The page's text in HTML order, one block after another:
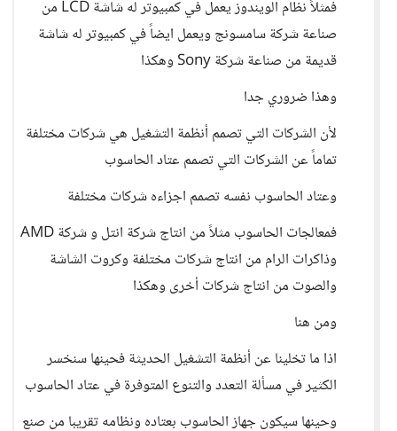
فمثلاً نظام الويندوز يعمل في كمبيوتر له شاشة LCD من
صناعة شركة سامسونج ويعمل ايضاً في كمبيوتر له شاشة
قديمة من صناعة شركة Sony وهكذا
وهذا ضروري جدا
لأن الشركات التي تصمم أنظمة التشغيل هي شركات مختلفة
تماماً عن الشركات التي تصمم عتاد الحاسوب
وعتاد الحاسوب نفسه تصمم اجزاءه شركات مختلفة
فمعالجات الحاسوب مثلاً من انتاج شركة انتل و شركة AMD
وذاكرات الرام من انتاج شركات مختلفة وكروت الشاشة
والصوت من انتاج شركات أخرى وهكذا
ومن هنا
اذا ما تخلينا عن أنظمة التشغيل الحديثة فحينها سنخسر
الكثير في مسألة التعدد والتنوع المتوفرة في عتاد الحاسوب
وحينها سيكون جهاز الحاسوب بعتاده ونظامه تقريبا من صنع